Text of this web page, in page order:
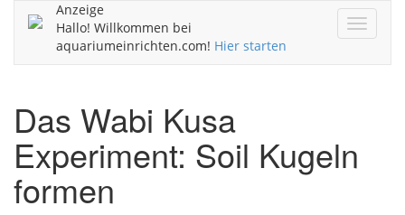
ein/aus
Anzeige
Hallo! Willkommen bei
aquariumeinrichten.com! Hier starten
Das Wabi Kusa
Experiment: Soil Kugeln
formen